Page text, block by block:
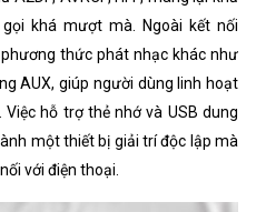
khá mượt mà. Ngoài kết nối
thức phát nhạc khác như
AUX, giúp người dùng linh hoạt
hỗ trợ thẻ nhớ và USB dung
một thiết bị giải trí độc lập mà
với điện thoại.